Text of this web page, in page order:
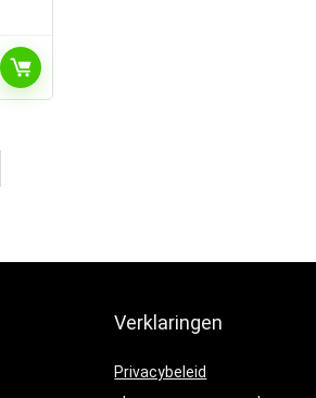
Verklaringen
Privacybeleid